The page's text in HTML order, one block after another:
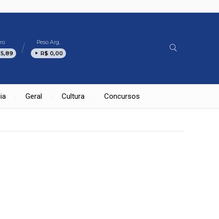
Peso Arg.
R$ 0,00
Geral Cultura Concursos